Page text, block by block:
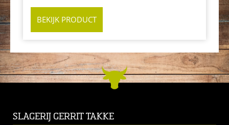
BEKIJK PRODUCT
SLAGERIJ GERRIT TAKKE